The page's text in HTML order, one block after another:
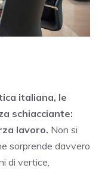
italiana, le
schiacciante:
lavoro. Non si
sorprende davvero
di vertice,